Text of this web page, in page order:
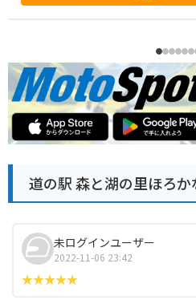
道の駅 森と湖の里ほろ
未ログインユーザー
2022-11-06 23:42